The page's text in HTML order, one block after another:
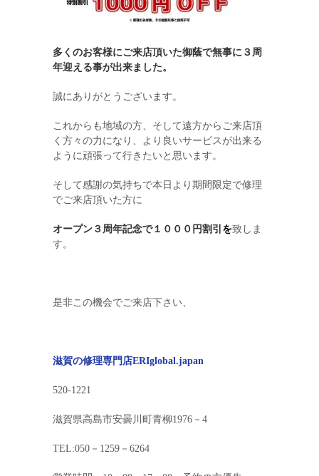
多くのお客様にご来店頂いた御蔭で無事に３周
年迎える事が出来ました。
誠にありがとうございます。
これからも地域の方、そして遠方からご来店頂
く方々の力になり、より良いサービスが出来る
ように頑張って行きたいと思います。
そして感謝の気持ちで本日より期間限定で修理
でご来店頂いた方に
オープン３周年記念で１０００円割引 を致しま
す。
是非この機会でご来店下さい、
滋賀の修理専門店ERIglobal.japan
520-1221
滋賀県高島市安曇川町青柳1976－4
TEL:050－1259－6264